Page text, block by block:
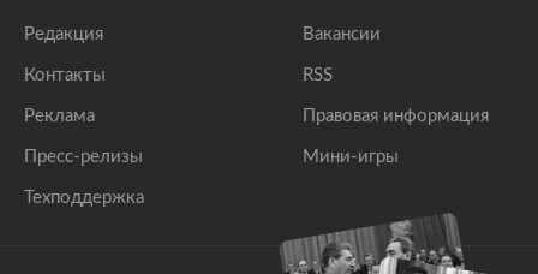
Редакция
Контакты
Реклама
Пресс-релизы
Техподдержка
Вакансии
RSS
Правовая информация
Мини-игры